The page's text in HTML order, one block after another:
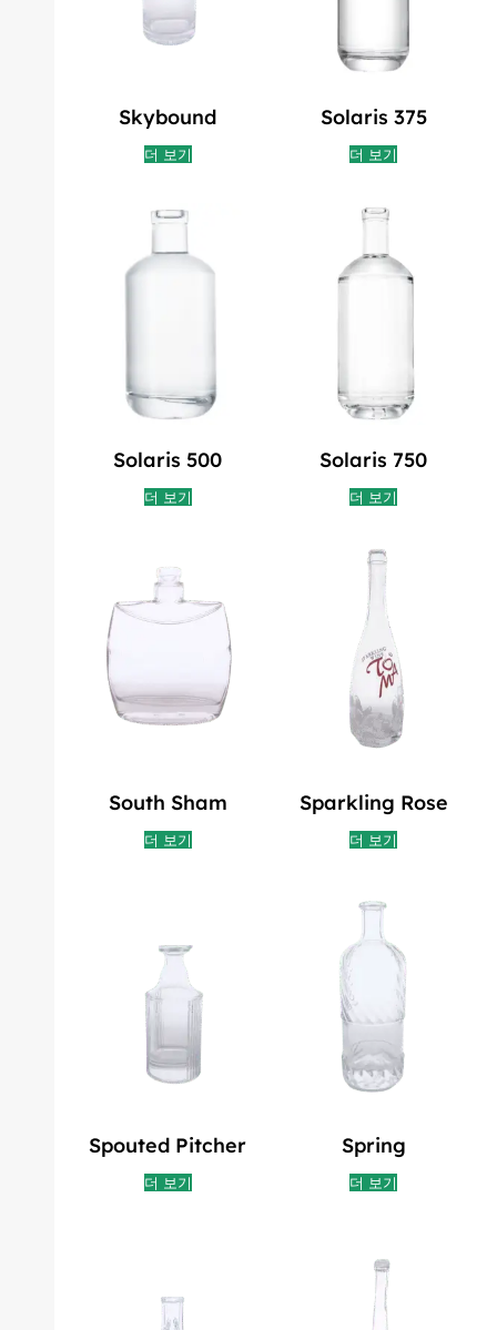
Skybound
더 보기
Solaris 375
더 보기
Solaris 500
더 보기
Solaris 750
더 보기
South Sham
더 보기
Sparkling Rose
더 보기
Spouted Pitcher
더 보기
Spring
더 보기